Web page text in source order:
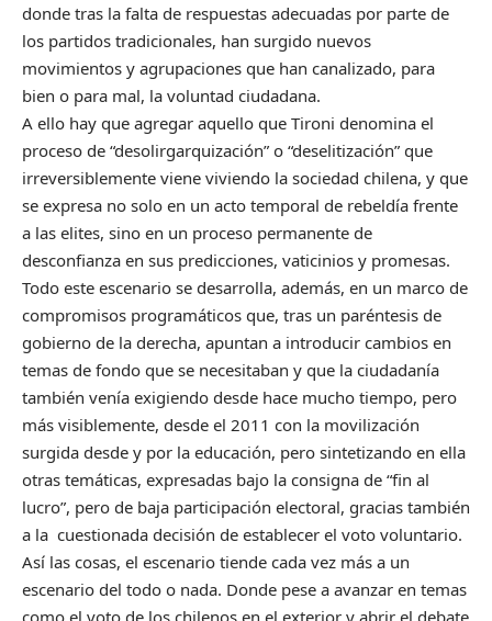
donde tras la falta de respuestas adecuadas por parte de
los partidos tradicionales, han surgido nuevos
movimientos y agrupaciones que han canalizado, para
bien o para mal, la voluntad ciudadana.
A ello hay que agregar aquello que Tironi denomina el
proceso de “desolirgarquización” o “deselitización” que
irreversiblemente viene viviendo la sociedad chilena, y que
se expresa no solo en un acto temporal de rebeldía frente
a las elites, sino en un proceso permanente de
desconfianza en sus predicciones, vaticinios y promesas.
Todo este escenario se desarrolla, además, en un marco de
compromisos programáticos que, tras un paréntesis de
gobierno de la derecha, apuntan a introducir cambios en
temas de fondo que se necesitaban y que la ciudadanía
también venía exigiendo desde hace mucho tiempo, pero
más visiblemente, desde el 2011 con la movilización
surgida desde y por la educación, pero sintetizando en ella
otras temáticas, expresadas bajo la consigna de “fin al
lucro”, pero de baja participación electoral, gracias también
a la cuestionada decisión de establecer el voto voluntario.
Así las cosas, el escenario tiende cada vez más a un
escenario del todo o nada. Donde pese a avanzar en temas
como el voto de los chilenos en el exterior y abrir el debate